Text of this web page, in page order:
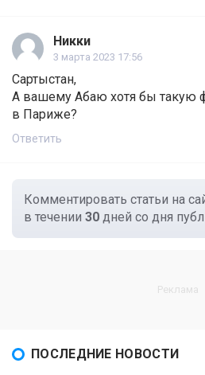
Никки
3 марта 2023 17:56
Сартыстан,
А вашему Абаю хотя бы такую
в Париже?
Ответить
Комментировать статьи на
в течении 30 дней со дня
ПОСЛЕДНИЕ НОВОСТИ